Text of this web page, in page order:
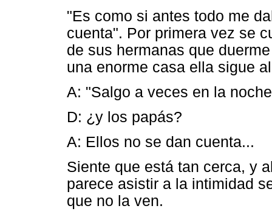
"Es como si antes todo me
cuenta". Por primera vez se
de sus hermanas que
una enorme casa ella sigue
A: "Salgo a veces en la
D: ¿y los papás?
A: Ellos no se dan cuenta...
Siente que está tan cerca, y
parece asistir a la intimidad
que no la ven.